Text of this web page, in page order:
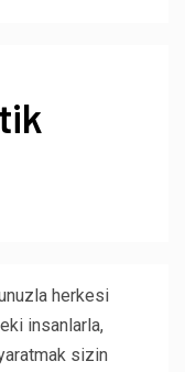
herkesi
insanlarla,
sizin